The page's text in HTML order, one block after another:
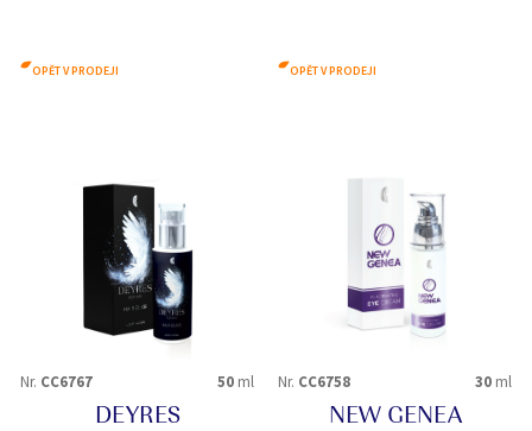
OPĚT V PRODEJI
Nr. CC6767 50 ml
DEYRES
OPĚT V PRODEJI
Nr. CC6758 30 ml
NEW GENEA